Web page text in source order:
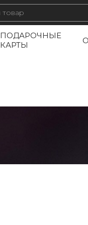
ПОДАРОЧНЫЕ
КАРТЫ